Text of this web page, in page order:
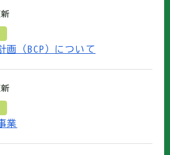
画（BCP）について
業